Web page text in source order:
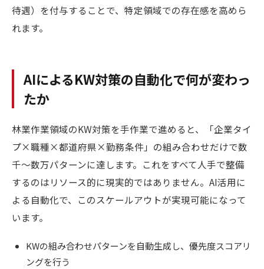
待遇）を付与することで、特定領域での存在感を高めら
れます。
AIによるKW対策の自動化で何が変わっ
たか
林業作業領域のKW対策を手作業で進めると、「企業タイ
プ×職種×都道府県×勤務条件」の組み合わせだけで数
千〜数万パターンに達します。これをすべて人手で整備
するのはリソース的に現実的ではありません。AI活用に
よる自動化で、このスケールアウトが実現可能になって
います。
KWの組み合わせパターンを自動生成し、優先度スコアリ
ングを行う